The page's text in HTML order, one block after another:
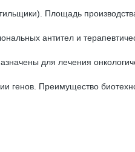
Площадь
антител и
для лечения
генов. Преимущество